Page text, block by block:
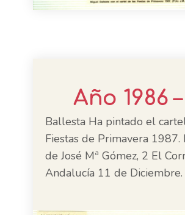
Año 1986
Ballesta Ha pintado el
Fiestas de Primavera 1987.
de José Mª Gómez, 2 El
Andalucía 11 de Diciembre.